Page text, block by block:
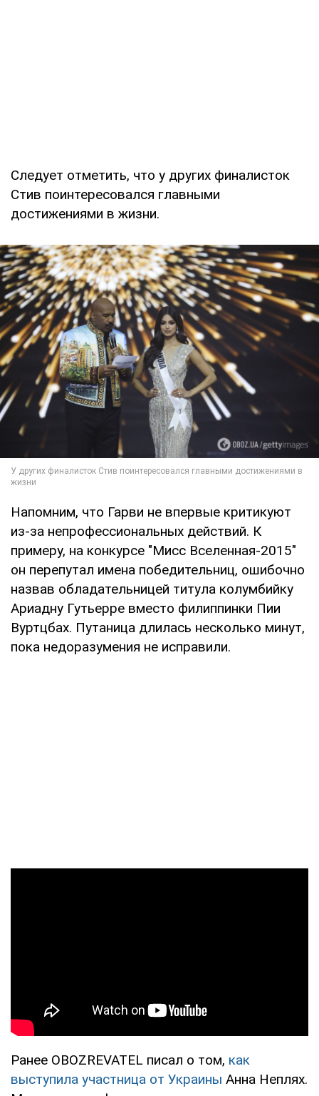
Следует отметить, что у других финалисток
Стив поинтересовался главными
достижениями в жизни.
Напомним, что Гарви не впервые критикуют
из-за непрофессиональных действий. К
примеру, на конкурсе "Мисс Вселенная-2015"
он перепутал имена победительниц, ошибочно
назвав обладательницей титула колумбийку
Ариадну Гутьерре вместо филиппинки Пии
Вуртцбах. Путаница длилась несколько минут,
пока недоразумения не исправили.
Ранее OBOZREVATEL писал о том, как
выступила участница от Украины Анна Неплях.